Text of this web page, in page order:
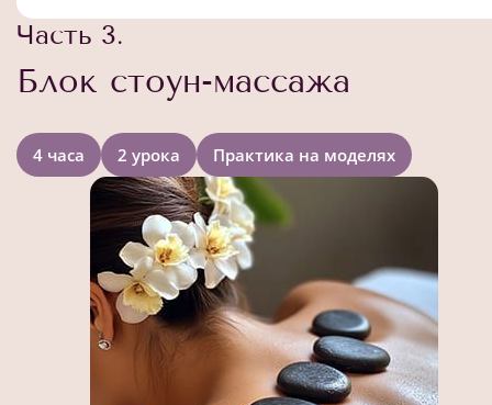
Часть 3.
Блок стоун-массажа
4 часа 2 урока Практика на моделях